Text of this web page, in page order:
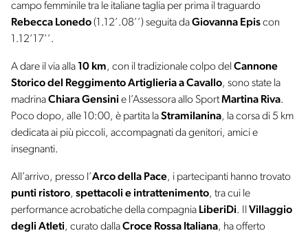
campo femminile tra le italiane taglia per prima il traguardo
Rebecca Lonedo(1.12’.08’’) seguita daGiovanna Episcon
1.12’17’’.
A dare il via alla 10 km, con il tradizionale colpo del Cannone
Storico del Reggimento Artiglieria a Cavallo, sono state la
madrinaChiara Gensini e l’Assessora allo SportMartina Riva.
Poco dopo, alle 10:00, è partita laStramilanina, la corsa di 5 km
dedicata ai più piccoli, accompagnati da genitori, amici e
insegnanti.
All’arrivo, presso l’Arco della Pace, i partecipanti hanno trovato
punti ristoro, spettacoli e intrattenimento, tra cui le
performance acrobatiche della compagnia LiberiDi. Il Villaggio
degli Atleti, curato dallaCroce Rossa Italiana, ha offerto